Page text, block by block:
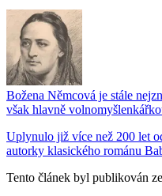
Božena Němcová je stále
však hlavně
Uplynulo již více než 200 let
autorky klasického románu
Tento článek byl publikován